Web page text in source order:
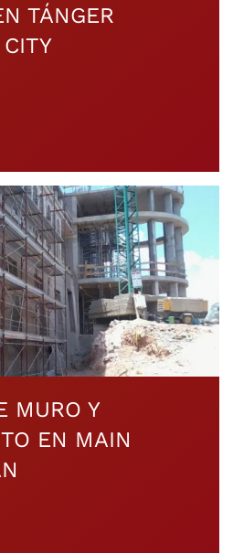
TÁNGER
MURO Y
EN MAIN